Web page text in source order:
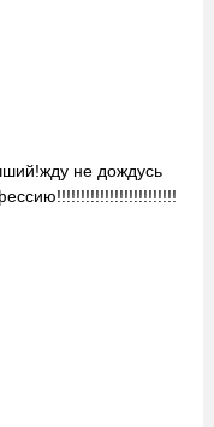
не дождусь